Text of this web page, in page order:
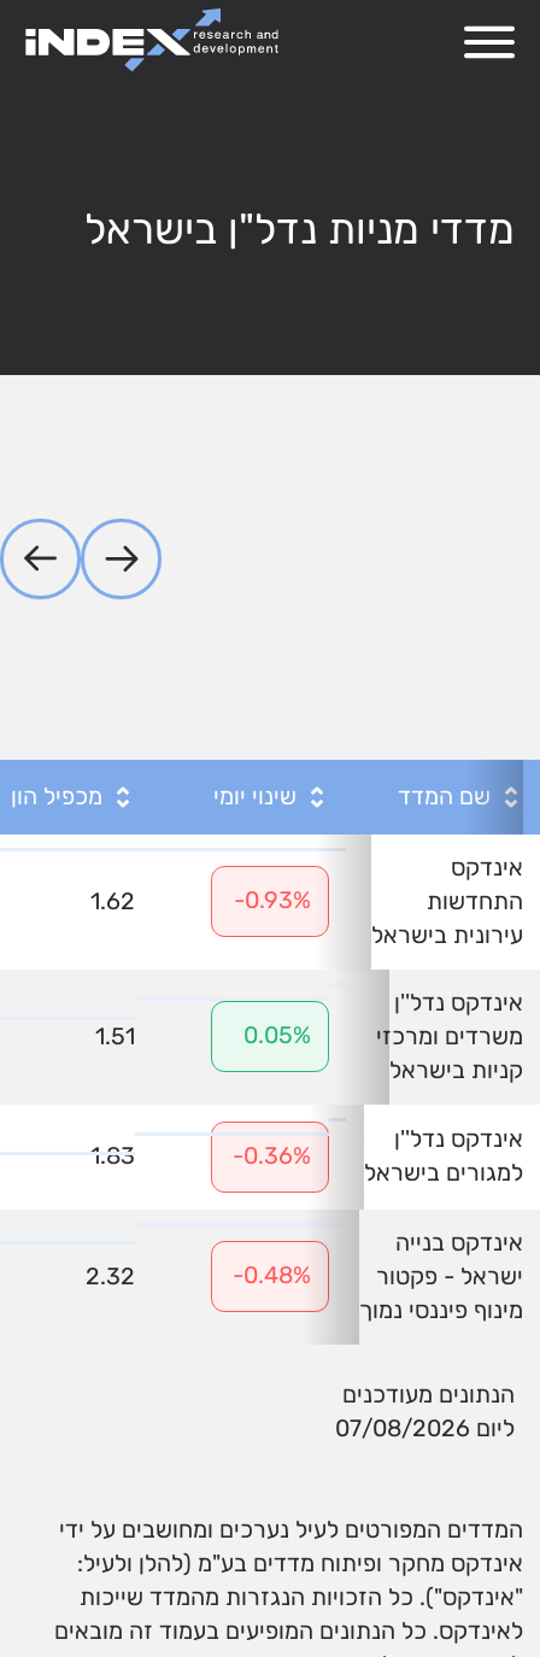
מדדי מניות נדל"ן בישראל
שם המדד שינוי יומי מכפיל הון
אינדקס
התחדשות
עירונית בישראל
-0.93%
1.62
אינדקס נדל''ן
משרדים ומרכזי
קניות בישראל
0.05%
1.51
אינדקס נדל''ן
למגורים בישראל
-0.36%
1.83
אינדקס בנייה
ישראל - פקטור
מינוף פיננסי נמוך
-0.48%
2.32
הנתונים מעודכנים
ליום 07/08/2026
המדדים המפורטים לעיל נערכים ומחושבים על ידי
אינדקס מחקר ופיתוח מדדים בע"מ (להלן ולעיל:
"אינדקס"). כל הזכויות הנגזרות מהמדד שייכות
לאינדקס. כל הנתונים המופיעים בעמוד זה מובאים